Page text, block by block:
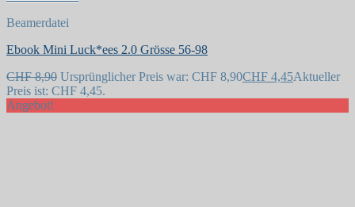
Beamerdatei
Ebook Mini Luck*ees 2.0 Grösse 56-98
CHF8,90 Ursprünglicher Preis war: CHF 8,90CHF 4,45Aktueller
Preis ist: CHF 4,45.
Angebot!